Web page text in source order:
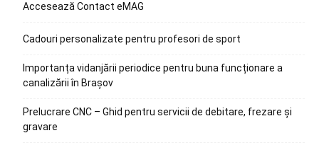
Accesează Contact eMAG
Cadouri personalizate pentru profesori de sport
Importanța vidanjării periodice pentru buna funcționare a
canalizării în Brașov
Prelucrare CNC – Ghid pentru servicii de debitare, frezare și
gravare